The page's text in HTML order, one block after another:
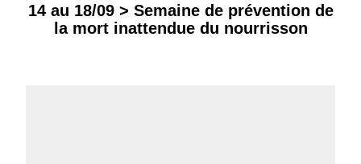
14 au 18/09 > Semaine de prévention de
la mort inattendue du nourrisson